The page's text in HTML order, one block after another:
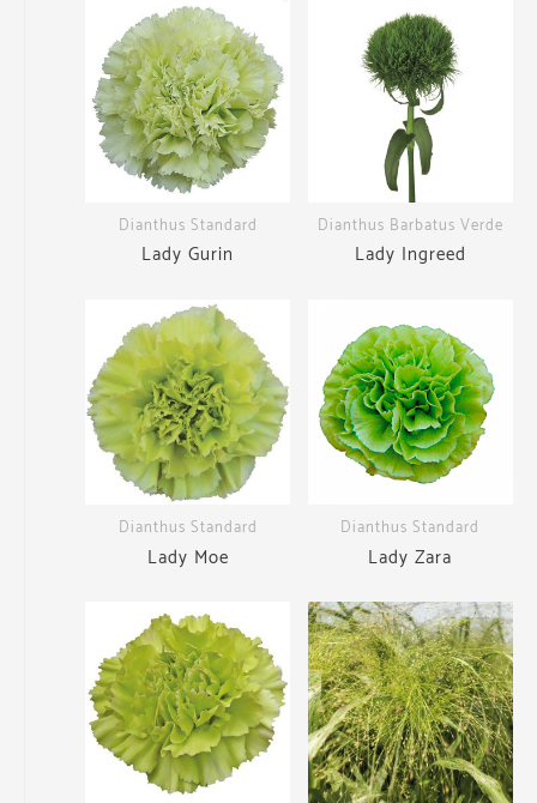
Dianthus Standard
Lady Gurin
Dianthus Barbatus Verde
Lady Ingreed
Dianthus Standard
Lady Moe
Dianthus Standard
Lady Zara